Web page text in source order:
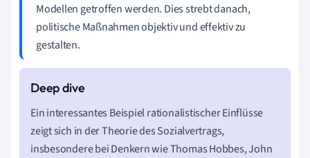
Modellen getroffen werden. Dies strebt danach,
politische Maßnahmen objektiv und effektiv zu
gestalten.
Ein interessantes Beispiel rationalistischer Einflüsse
zeigt sich in der Theorie des Sozialvertrags,
insbesondere bei Denkern wie Thomas Hobbes, John